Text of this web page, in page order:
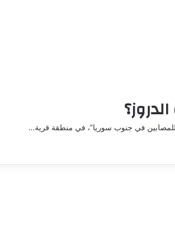
للمصابين في جنوب سوريا”، في منطقة قرية…